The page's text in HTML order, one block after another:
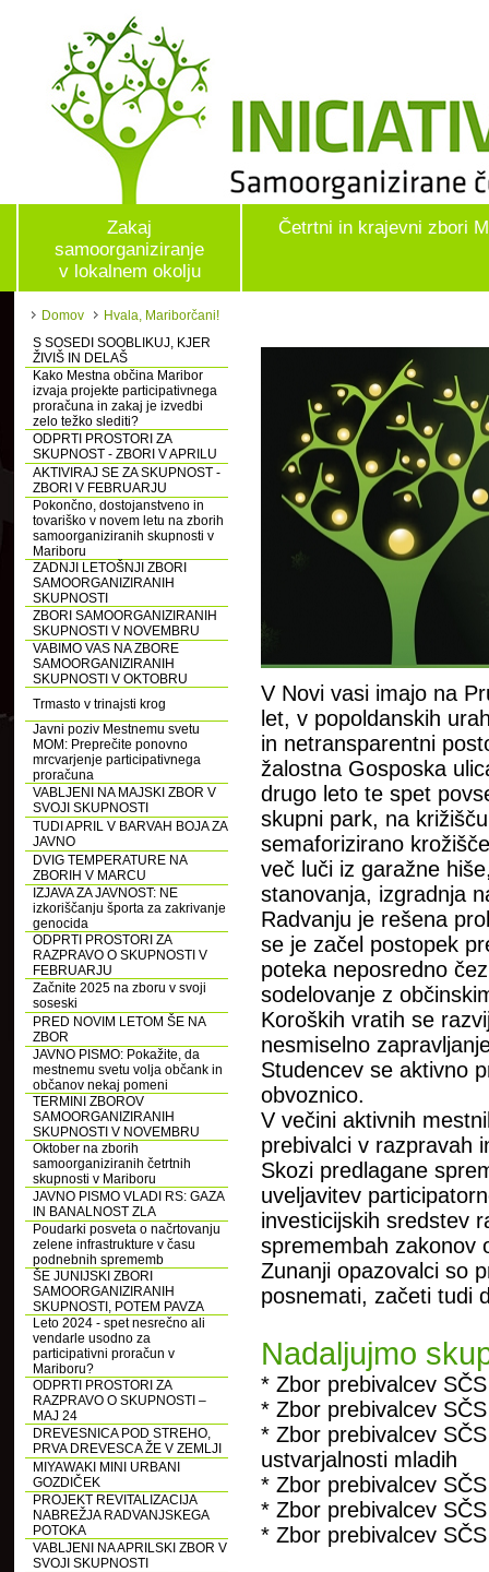
Zakaj
samoorganiziranje
v lokalnem okolju
Četrtni in krajevni zbori
Domov
Hvala, Mariborčani!
S SOSEDI SOOBLIKUJ, KJER
ŽIVIŠ IN DELAŠ
Kako Mestna občina Maribor
izvaja projekte participativnega
proračuna in zakaj je izvedbi
zelo težko slediti?
ODPRTI PROSTORI ZA
SKUPNOST - ZBORI V APRILU
AKTIVIRAJ SE ZA SKUPNOST -
ZBORI V FEBRUARJU
Pokončno, dostojanstveno in
tovariško v novem letu na zborih
samoorganiziranih skupnosti v
Mariboru
ZADNJI LETOŠNJI ZBORI
SAMOORGANIZIRANIH
SKUPNOSTI
ZBORI SAMOORGANIZIRANIH
SKUPNOSTI V NOVEMBRU
VABIMO VAS NA ZBORE
SAMOORGANIZIRANIH
SKUPNOSTI V OKTOBRU
Trmasto v trinajsti krog
Javni poziv Mestnemu svetu
MOM: Preprečite ponovno
mrcvarjenje participativnega
proračuna
VABLJENI NA MAJSKI ZBOR V
SVOJI SKUPNOSTI
TUDI APRIL V BARVAH BOJA ZA
JAVNO
DVIG TEMPERATURE NA
ZBORIH V MARCU
IZJAVA ZA JAVNOST: NE
izkoriščanju športa za zakrivanje
genocida
ODPRTI PROSTORI ZA
RAZPRAVO O SKUPNOSTI V
FEBRUARJU
Začnite 2025 na zboru v svoji
soseski
PRED NOVIM LETOM ŠE NA
ZBOR
JAVNO PISMO: Pokažite, da
mestnemu svetu volja občank in
občanov nekaj pomeni
TERMINI ZBOROV
SAMOORGANIZIRANIH
SKUPNOSTI V NOVEMBRU
Oktober na zborih
samoorganiziranih četrtnih
skupnosti v Mariboru
JAVNO PISMO VLADI RS: GAZA
IN BANALNOST ZLA
Poudarki posveta o načrtovanju
zelene infrastrukture v času
podnebnih sprememb
ŠE JUNIJSKI ZBORI
SAMOORGANIZIRANIH
SKUPNOSTI, POTEM PAVZA
Leto 2024 - spet nesrečno ali
vendarle usodno za
participativni proračun v
Mariboru?
ODPRTI PROSTORI ZA
RAZPRAVO O SKUPNOSTI –
MAJ 24
DREVESNICA POD STREHO,
PRVA DREVESCA ŽE V ZEMLJI
MIYAWAKI MINI URBANI
GOZDIČEK
PROJEKT REVITALIZACIJA
NABREŽJA RADVANJSKEGA
POTOKA
VABLJENI NA APRILSKI ZBOR V
SVOJI SKUPNOSTI
V Novi vasi imajo na
let, v popoldanskih
in netransparentni
žalostna Gosposka
drugo leto te spet
skupni park, na
semaforizirano
več luči iz garažne
stanovanja, izgradnja
Radvanju je rešena
se je začel postopek
poteka neposredno
sodelovanje z
Koroških vratih se
nesmiselno
Studencev se aktivno
obvoznico.
V večini aktivnih
prebivalci v razpravah
Skozi predlagane
uveljavitev
investicijskih sredstev
spremembah
Zunanji opazovalci so
posnemati, začeti tudi
Nadaljujmo
* Zbor prebivalcev
* Zbor prebivalcev
* Zbor prebivalcev
ustvarjalnosti mladih
* Zbor prebivalcev
* Zbor prebivalcev
* Zbor prebivalcev